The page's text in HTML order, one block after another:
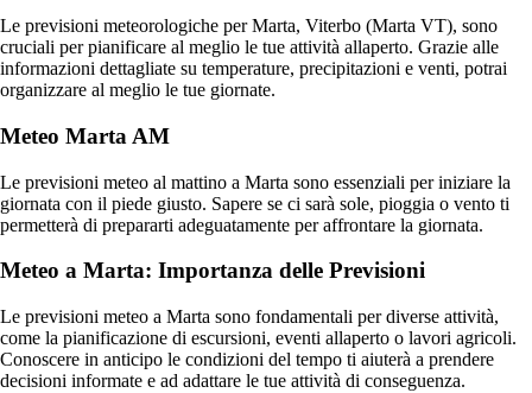
Le previsioni meteorologiche per Marta, Viterbo (Marta VT), sono
cruciali per pianificare al meglio le tue attività allaperto. Grazie alle
informazioni dettagliate su temperature, precipitazioni e venti, potrai
organizzare al meglio le tue giornate.
Meteo Marta AM
Le previsioni meteo al mattino a Marta sono essenziali per iniziare la
giornata con il piede giusto. Sapere se ci sarà sole, pioggia o vento ti
permetterà di prepararti adeguatamente per affrontare la giornata.
Meteo a Marta: Importanza delle Previsioni
Le previsioni meteo a Marta sono fondamentali per diverse attività,
come la pianificazione di escursioni, eventi allaperto o lavori agricoli.
Conoscere in anticipo le condizioni del tempo ti aiuterà a prendere
decisioni informate e ad adattare le tue attività di conseguenza.